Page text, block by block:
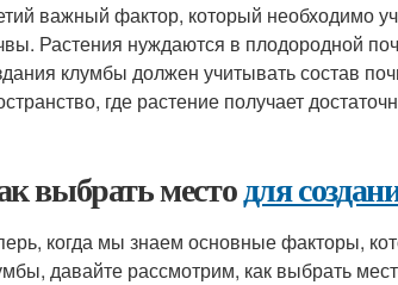
важный фактор, который необходимо
Растения нуждаются в плодородной
клумбы должен учитывать состав
где растение получает
выбрать местодля
когда мы знаем основные факторы,
давайте рассмотрим, как выбрать